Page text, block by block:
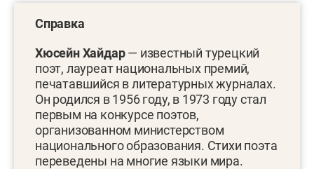
Справка
Хюсейн Хайдар— известный турецкий
поэт, лауреат национальных премий,
печатавшийся в литературных журналах.
Он родился в 1956 году, в 1973 году стал
первым на конкурсе поэтов,
организованном министерством
национального образования. Стихи поэта
переведены на многие языки мира.